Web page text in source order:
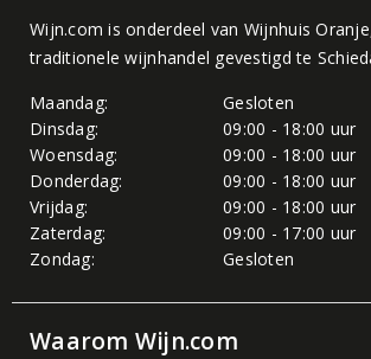
Wijn.com is onderdeel van Wijnhuis Oranje
traditionele wijnhandel gevestigd te
Maandag:
Gesloten
Dinsdag:
09:00 - 18:00 uur
Woensdag:
09:00 - 18:00 uur
Donderdag:
09:00 - 18:00 uur
Vrijdag:
09:00 - 18:00 uur
Zaterdag:
09:00 - 17:00 uur
Zondag:
Gesloten
Waarom Wijn.com